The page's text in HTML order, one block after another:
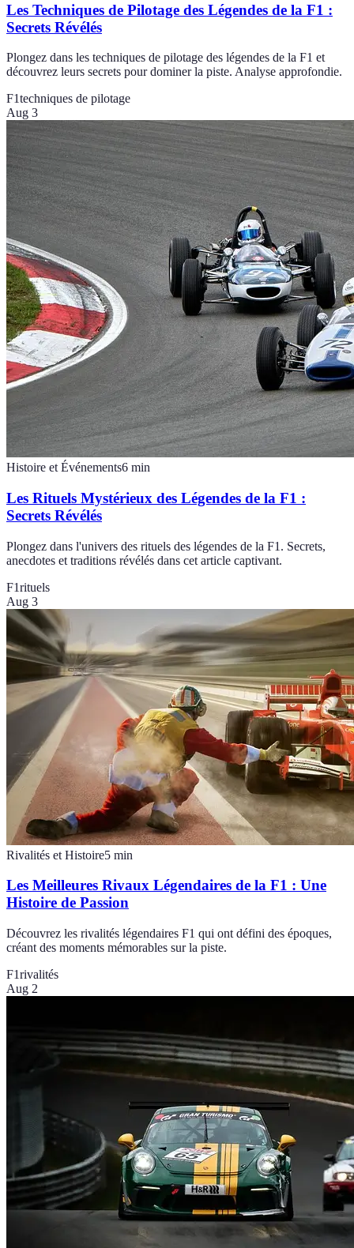
Les Techniques de Pilotage des Légendes de la F1 :
Secrets Révélés
Plongez dans les techniques de pilotage des légendes de la F1 et
découvrez leurs secrets pour dominer la piste. Analyse approfondie.
F1techniques de pilotage
Aug 3
Histoire et Événements6 min
Les Rituels Mystérieux des Légendes de la F1 :
Secrets Révélés
Plongez dans l'univers des rituels des légendes de la F1. Secrets,
anecdotes et traditions révélés dans cet article captivant.
F1rituels
Aug 3
Rivalités et Histoire5 min
Les Meilleures Rivaux Légendaires de la F1 : Une
Histoire de Passion
Découvrez les rivalités légendaires F1 qui ont défini des époques,
créant des moments mémorables sur la piste.
F1rivalités
Aug 2